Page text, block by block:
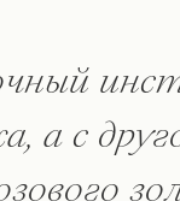
а с